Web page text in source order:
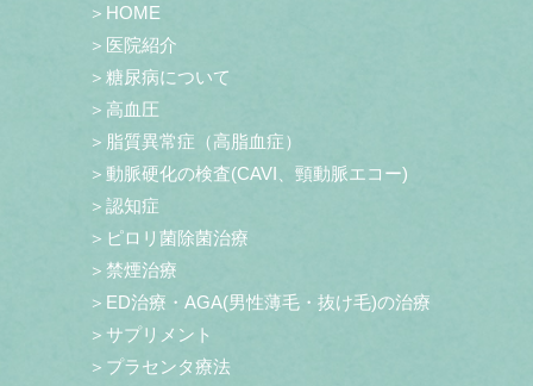
＞HOME
＞医院紹介
＞糖尿病について
＞高血圧
＞脂質異常症（高脂血症）
＞動脈硬化の検査(CAVI、頸動脈エコー)
＞認知症
＞ピロリ菌除菌治療
＞禁煙治療
＞ED治療・AGA(男性薄毛・抜け毛)の治療
＞サプリメント
＞プラセンタ療法